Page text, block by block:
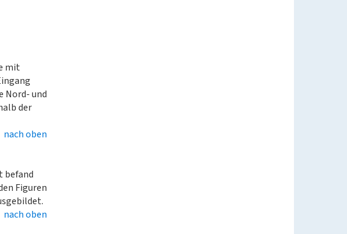
mit
Nord- und
der
nach oben
befand
Figuren
nach oben